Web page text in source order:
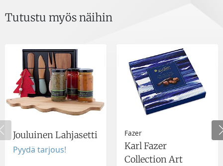
Tutustu myös näihin
Jouluinen Lahjasetti
Pyydä tarjous!
Fazer
Karl Fazer
Collection Art